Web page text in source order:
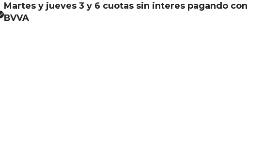
Martes y jueves 3 y 6 cuotas sin interes pagando con
BVVA